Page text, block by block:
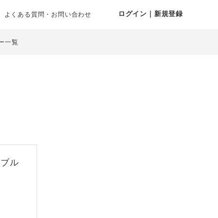
よくある質問・お問い合わせ ログイン｜新規登録
一覧
ル